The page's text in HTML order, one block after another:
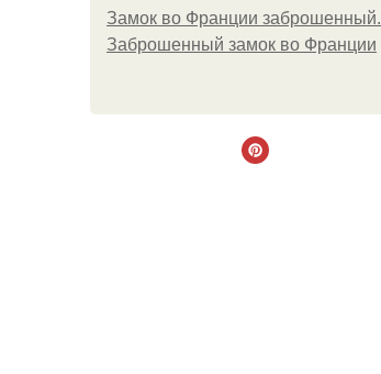
Замок во Франции заброшенный.
Заброшенный замок во Франции